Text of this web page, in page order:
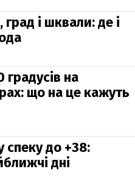
і шквали: де і
градусів на
що на це кажуть
спеку до +38:
дні